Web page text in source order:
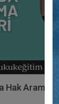
Hak Arama